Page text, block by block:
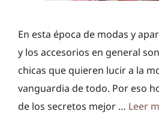
En esta época de modas y
y los accesorios en general
chicas que quieren lucir a la
vanguardia de todo. Por eso
de los secretos mejor … Leer